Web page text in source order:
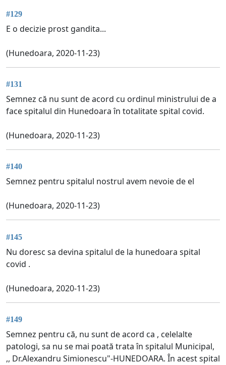
#129
E o decizie prost gandita...
(Hunedoara, 2020-11-23)
#131
Semnez că nu sunt de acord cu ordinul ministrului de a
face spitalul din Hunedoara în totalitate spital covid.
(Hunedoara, 2020-11-23)
#140
Semnez pentru spitalul nostrul avem nevoie de el
(Hunedoara, 2020-11-23)
#145
Nu doresc sa devina spitalul de la hunedoara spital
covid .
(Hunedoara, 2020-11-23)
#149
Semnez pentru că, nu sunt de acord ca , celelalte
patologi, sa nu se mai poată trata în spitalul Municipal,
,, Dr.Alexandru Simionescu"-HUNEDOARA. În acest spital